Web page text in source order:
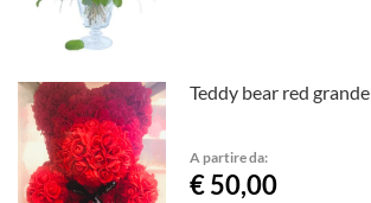
Teddy bear red grande
A partire da:
€ 50,00